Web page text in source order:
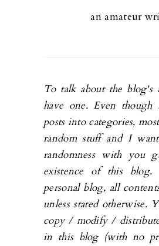
an amateur
To talk about the
have one. Even
posts into categories,
random stuff and I
randomness with you
existence of this
personal blog, all
unless stated otherwise.
copy / modify /
in this blog (with no